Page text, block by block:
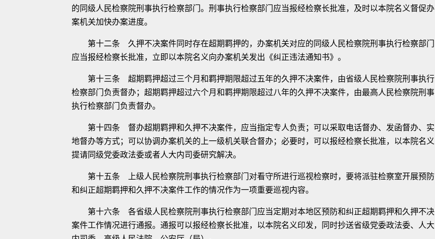
的同级人民检察院刑事执行检察部门。刑事执行检察部门应当报经检察长批准，及时以本院名义督促办
案机关加快办案进度。
第十二条 久押不决案件同时存在超期羁押的，办案机关对应的同级人民检察院刑事执行检察部门
应当报经检察长批准，立即以本院名义向办案机关发出《纠正违法通知书》。
第十三条 超期羁押超过三个月和羁押期限超过五年的久押不决案件，由省级人民检察院刑事执行
检察部门负责督办；超期羁押超过六个月和羁押期限超过八年的久押不决案件，由最高人民检察院刑事
执行检察部门负责督办。
第十四条 督办超期羁押和久押不决案件，应当指定专人负责；可以采取电话督办、发函督办、实
地督办等方式；可以协调办案机关的上一级机关联合督办；必要时，可以报经检察长批准，以本院名义
提请同级党委政法委或者人大内司委研究解决。
第十五条 上级人民检察院刑事执行检察部门对看守所进行巡视检察时，要将派驻检察室开展预防
和纠正超期羁押和久押不决案件工作的情况作为一项重要巡视内容。
第十六条 各省级人民检察院刑事执行检察部门应当定期对本地区预防和纠正超期羁押和久押不决
案件工作情况进行通报。通报可以报经检察长批准，以本院名义印发，同时抄送省级党委政法委、人大